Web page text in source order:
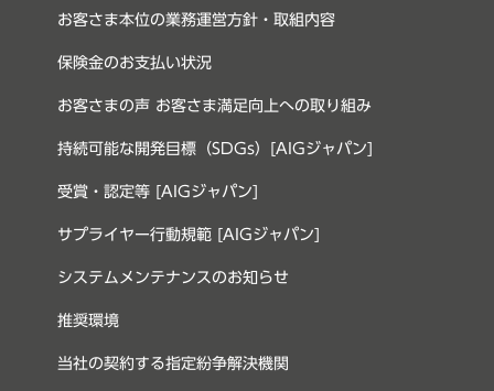
お客さま本位の業務運営方針・取組内容
保険金のお支払い状況
お客さまの声 お客さま満足向上への取り組み
持続可能な開発目標（SDGs）[AIGジャパン]
受賞・認定等 [AIGジャパン]
サプライヤー行動規範 [AIGジャパン]
システムメンテナンスのお知らせ
推奨環境
当社の契約する指定紛争解決機関